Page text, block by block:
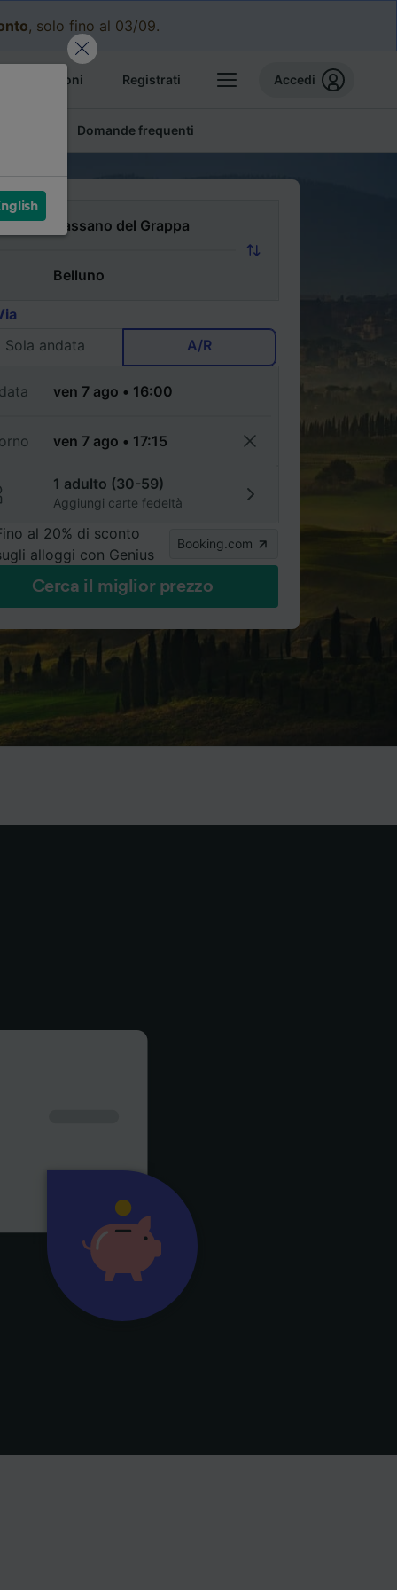
, solo fino al 03/09.
prenotazioni Registrati Accedi
Domande frequenti
Sola andata
A/R
1 adulto (30-59)
Aggiungi carte fedeltà
al 20% di sconto
alloggi con Genius
Booking.com
Cerca il miglior prezzo